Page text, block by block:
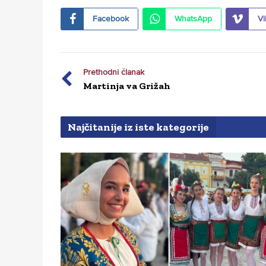
Facebook WhatsApp
Prethodni članak
Martinja va Grižah
Najčitanije iz iste kategorije